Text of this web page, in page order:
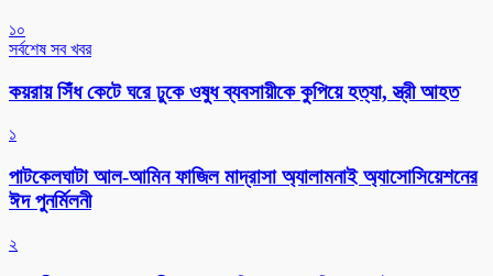
১০
সর্বশেষ সব খবর
কয়রায় সিঁধ কেটে ঘরে ঢুকে ওষুধ ব্যবসায়ীকে কুপিয়ে হত্যা, স্ত্রী আহত
১
পাটকেলঘাটা আল-আমিন ফাজিল মাদ্রাসা অ্যালামনাই অ্যাসোসিয়েশনের
ঈদ পুনর্মিলনী
২